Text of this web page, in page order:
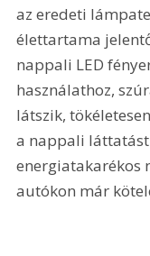
az eredeti
élettartama
nappali LED
használathoz,
látszik,
a nappali
energiatakarékos
autókon már